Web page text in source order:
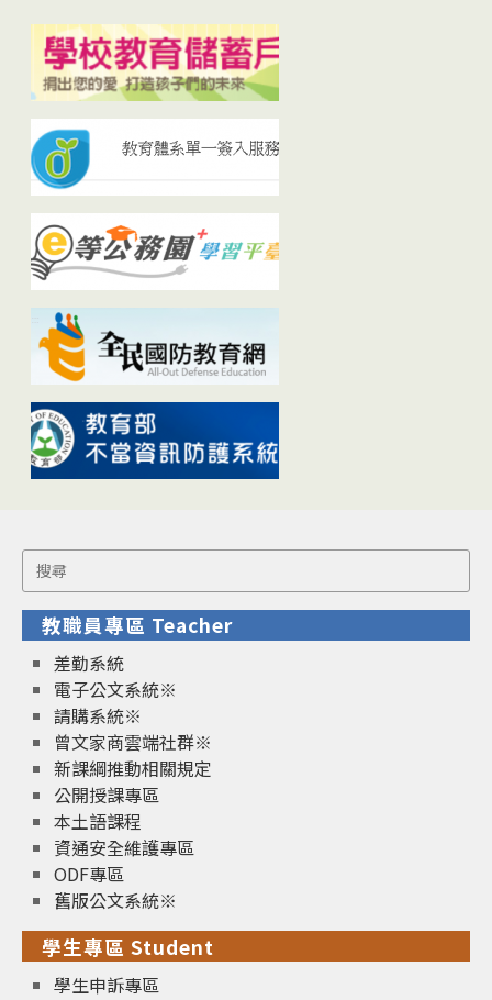
Search
for:
教職員專區 Teacher
差勤系統
電子公文系統※
請購系統※
曾文家商雲端社群※
新課綱推動相關規定
公開授課專區
本土語課程
資通安全維護專區
ODF專區
舊版公文系統※
學生專區 Student
學生申訴專區